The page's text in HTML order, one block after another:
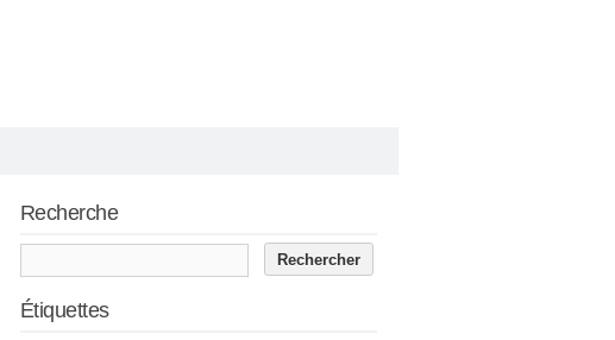
Recherche
Étiquettes